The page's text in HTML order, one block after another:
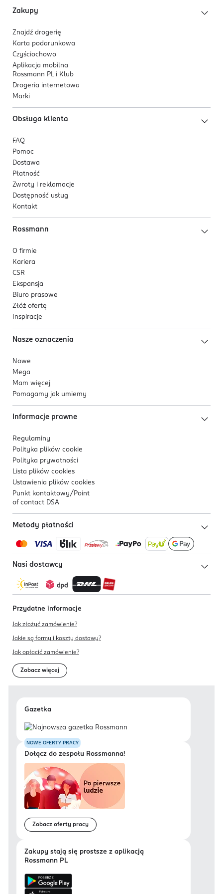
przemieszaj ciasto i w razie potrzeby natłuść
patelnię.
Może zawierać:
Orzeszki Arachidowe, Orzechy, Nasiona
PRODUCENT/PODMIOT ODPOWIEDZIALNY
00-519 Warszawa
Zakupy
Znajdź drogerię
Karta podarunkowa
Czyściochowo
Aplikacja mobilna
Rossmann PL i Klub
Drogeria internetowa
Marki
Obsługa klienta
FAQ
Pomoc
Dostawa
Płatność
Zwroty i reklamacje
Dostępność usług
Kontakt
Rossmann
O firmie
Kariera
CSR
Ekspansja
Biuro prasowe
Złóż ofertę
Inspiracje
Nasze oznaczenia
Nowe
Mega
Mam więcej
Pomagamy jak umiemy
Informacje prawne
Regulaminy
Polityka plików cookie
Polityka prywatności
Lista plików cookies
Ustawienia plików cookies
Punkt kontaktowy/ Point
of contact DSA
Metody płatności
Nasi dostawcy
Przydatne informacje
Jak złożyć zamówienie?
Jakie są formy i koszty dostawy?
Jak opłacić zamówienie?
Zobacz więcej
Gazetka
NOWE OFERTY PRACY
Dołącz do zespołu Rossmanna!
Zobacz oferty pracy
Zakupy stają się prostsze z aplikacją
Rossmann PL